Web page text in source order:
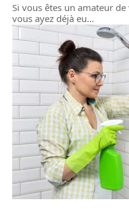
Si vous êtes un amateur
vous ayez déjà eu…